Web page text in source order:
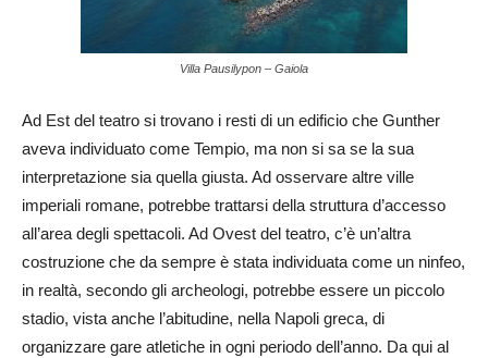
Villa Pausilypon – Gaiola
Ad Est del teatro si trovano i resti di un edificio che Gunther
aveva individuato come Tempio, ma non si sa se la sua
interpretazione sia quella giusta. Ad osservare altre ville
imperiali romane, potrebbe trattarsi della struttura d’accesso
all’area degli spettacoli. Ad Ovest del teatro, c’è un’altra
costruzione che da sempre è stata individuata come un ninfeo,
in realtà, secondo gli archeologi, potrebbe essere un piccolo
stadio, vista anche l’abitudine, nella Napoli greca, di
organizzare gare atletiche in ogni periodo dell’anno. Da qui al